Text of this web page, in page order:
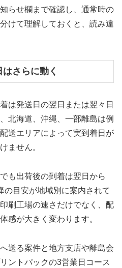
らせ欄まで確認し、通常時の
けて理解しておくと、読み違
さらに動く
は発送日の翌日または翌々日
北海道、沖縄、一部離島は例
送エリアによって実到着日が
ません。
も出荷後の到着は翌日から
の目安が地域別に案内されて
刷工場の速さだけでなく、配
感が大きく変わります。
送る案件と地方支店や離島会
ントパックの3営業日コース